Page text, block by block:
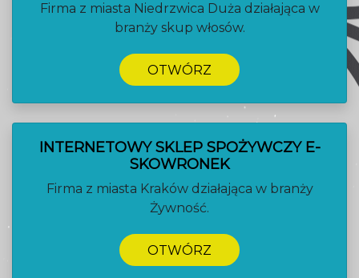
Firma z miasta Niedrzwica Duża działająca w
branży skup włosów.
OTWÓRZ
INTERNETOWY SKLEP SPOŻYWCZY E-
SKOWRONEK
Firma z miasta Kraków działająca w branży
Żywność.
OTWÓRZ